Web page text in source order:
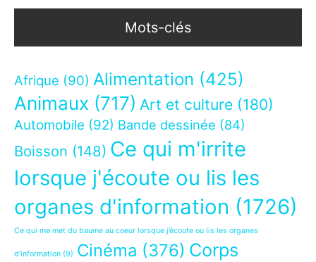
Mots-clés
Afrique (90) Alimentation (425)
Animaux (717) Art et culture (180)
Automobile (92) Bande dessinée (84)
Boisson (148) Ce qui m'irrite
lorsque j'écoute ou lis les
organes d'information (1726)
Ce qui me met du baume au coeur lorsque j’écoute ou lis les organes
d’information (9) Cinéma (376) Corps